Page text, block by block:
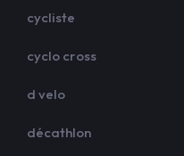
cycliste
cyclo cross
d velo
décathlon